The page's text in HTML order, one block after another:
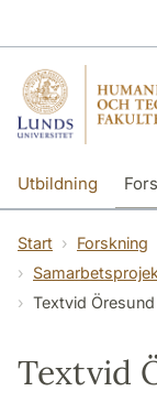
Utbildning
Start
Forskning
Textvid Öresund
Textvid